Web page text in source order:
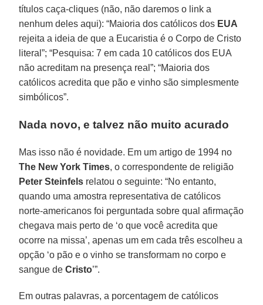
títulos caça-cliques (não, não daremos o link a
nenhum deles aqui): “Maioria dos católicos dos EUA
rejeita a ideia de que a Eucaristia é o Corpo de Cristo
literal”; “Pesquisa: 7 em cada 10 católicos dos EUA
não acreditam na presença real”; “Maioria dos
católicos acredita que pão e vinho são simplesmente
simbólicos”.
Nada novo, e talvez não muito acurado
Mas isso não é novidade. Em um artigo de 1994 no
The New York Times, o correspondente de religião
Peter Steinfels relatou o seguinte: “No entanto,
quando uma amostra representativa de católicos
norte-americanos foi perguntada sobre qual afirmação
chegava mais perto de ‘o que você acredita que
ocorre na missa’, apenas um em cada três escolheu a
opção ‘o pão e o vinho se transformam no corpo e
sangue deCristo’”.
Em outras palavras, a porcentagem de católicos